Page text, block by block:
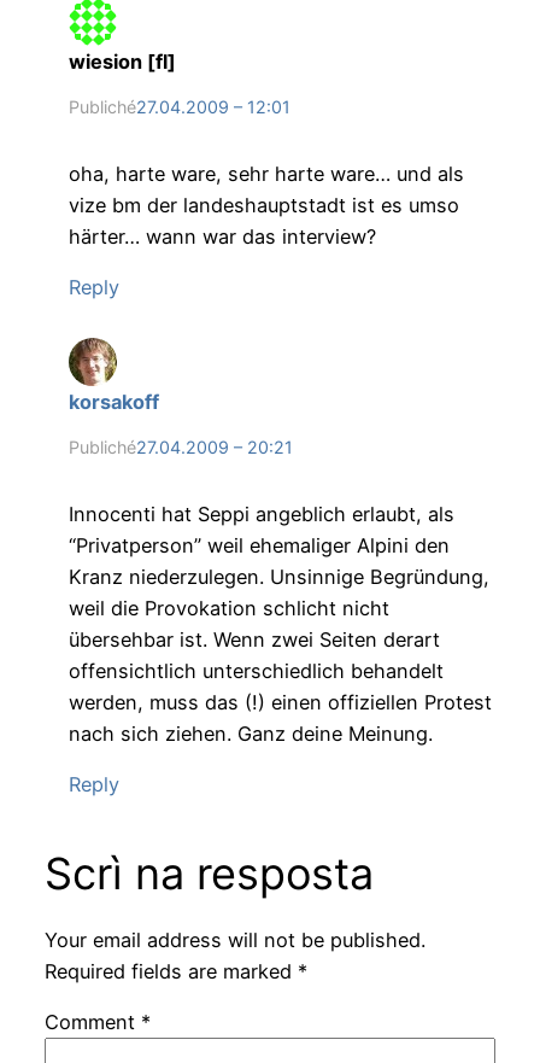
wiesion [fl]
Publiché27.04.2009 – 12:01
oha, harte ware, sehr harte ware… und als
vize bm der landeshauptstadt ist es umso
härter… wann war das interview?
Reply
korsakoff
Publiché27.04.2009 – 20:21
Innocenti hat Seppi angeblich erlaubt, als
“Privatperson” weil ehemaliger Alpini den
Kranz niederzulegen. Unsinnige Begründung,
weil die Provokation schlicht nicht
übersehbar ist. Wenn zwei Seiten derart
offensichtlich unterschiedlich behandelt
werden, muss das (!) einen offiziellen Protest
nach sich ziehen. Ganz deine Meinung.
Reply
Scrì na resposta
Your email address will not be published.
Required fields are marked *
Comment *